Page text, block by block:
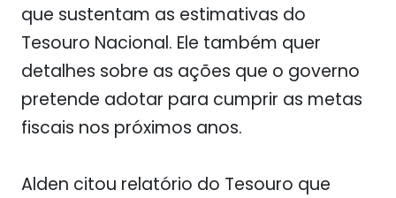
que sustentam as estimativas do
Tesouro Nacional. Ele também quer
detalhes sobre as ações que o governo
pretende adotar para cumprir as metas
fiscais nos próximos anos.
Alden citou relatório do Tesouro que